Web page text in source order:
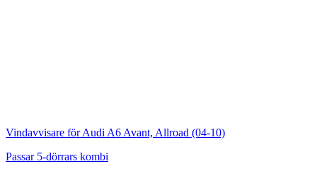
Vindavvisare för Audi A6 Avant, Allroad (04-10)
Passar 5-dörrars kombi